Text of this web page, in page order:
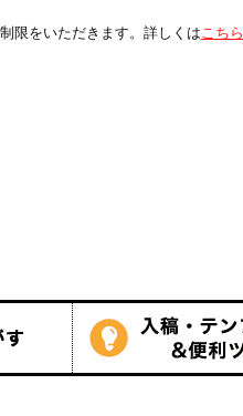
す。詳しくは こちら をご覧ください